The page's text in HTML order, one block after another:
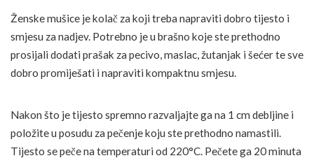
Ženske mušice je kolač za koji treba napraviti dobro tijesto i
smjesu za nadjev. Potrebno je u brašno koje ste prethodno
prosijali dodati prašak za pecivo, maslac, žutanjak i šećer te sve
dobro promiješati i napraviti kompaktnu smjesu.
Nakon što je tijesto spremno razvaljajte ga na 1 cm debljine i
položite u posudu za pečenje koju ste prethodno namastili.
Tijesto se peče na temperaturi od 220°C. Pečete ga 20 minuta